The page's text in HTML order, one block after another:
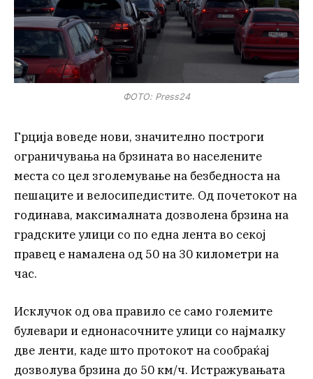
ФОТО: Press24
Грција воведе нови, значително построги
ограничувања на брзината во населените
места со цел зголемување на безбедноста на
пешаците и велосипедистите. Од почетокот на
годинава, максималната дозволена брзина на
градските улици со по една лента во секој
правец е намалена од 50 на 30 километри на
час.
Исклучок од ова правило се само големите
булевари и еднонасочните улици со најмалку
две ленти, каде што протокот на сообраќај
дозволува брзина до 50 км/ч. Истражувањата